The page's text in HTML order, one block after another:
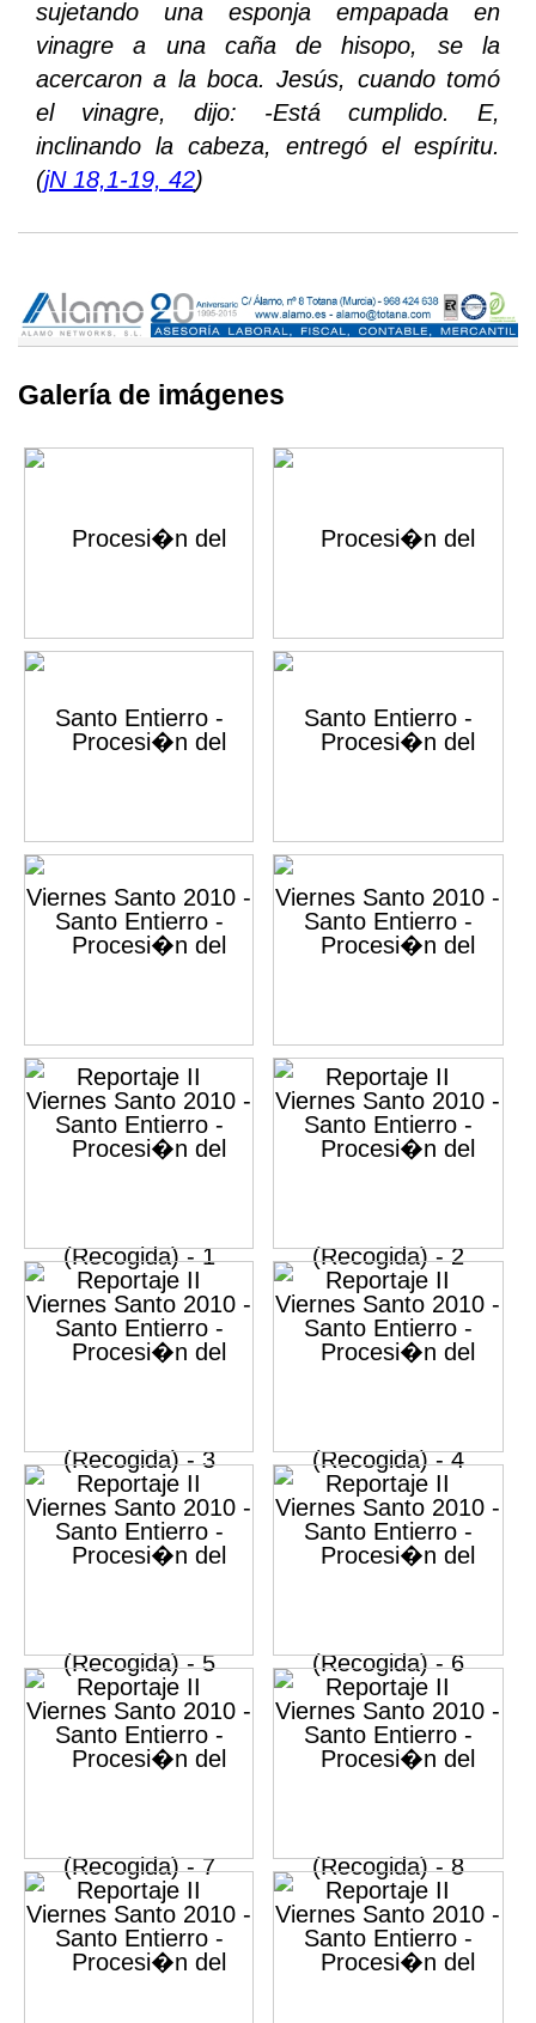
sujetando una esponja empapada en
vinagre a una caña de hisopo, se la
acercaron a la boca. Jesús, cuando tomó
el vinagre, dijo: -Está cumplido. E,
inclinando la cabeza, entregó el espíritu.
(jN 18,1-19, 42)
Galería de imágenes